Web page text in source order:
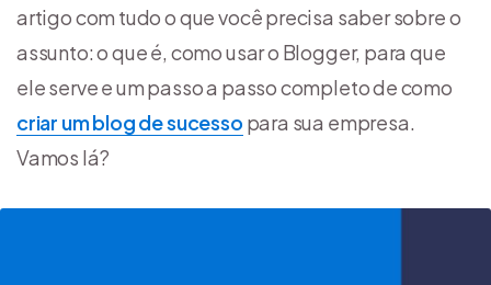
artigo com tudo o que você precisa saber sobre o
assunto: o que é, como usar o Blogger, para que
ele serve e um passo a passo completo de como
criar um blog de sucesso para sua empresa.
Vamos lá?